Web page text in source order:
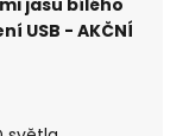
USB - AKČNÍ